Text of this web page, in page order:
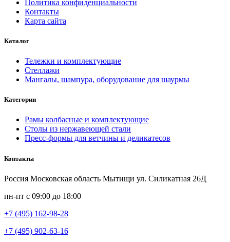
Политика конфиденциальности
Контакты
Карта сайта
Каталог
Тележки и комплектующие
Стеллажи
Мангалы, шампура, оборудование для шаурмы
Категории
Рамы колбасные и комплектующие
Столы из нержавеющей стали
Пресс-формы для ветчины и деликатесов
Контакты
Россия Московская область Мытищи ул. Силикатная 26Д
пн-пт с 09:00 до 18:00
+7 (495) 162-98-28
+7 (495) 902-63-16